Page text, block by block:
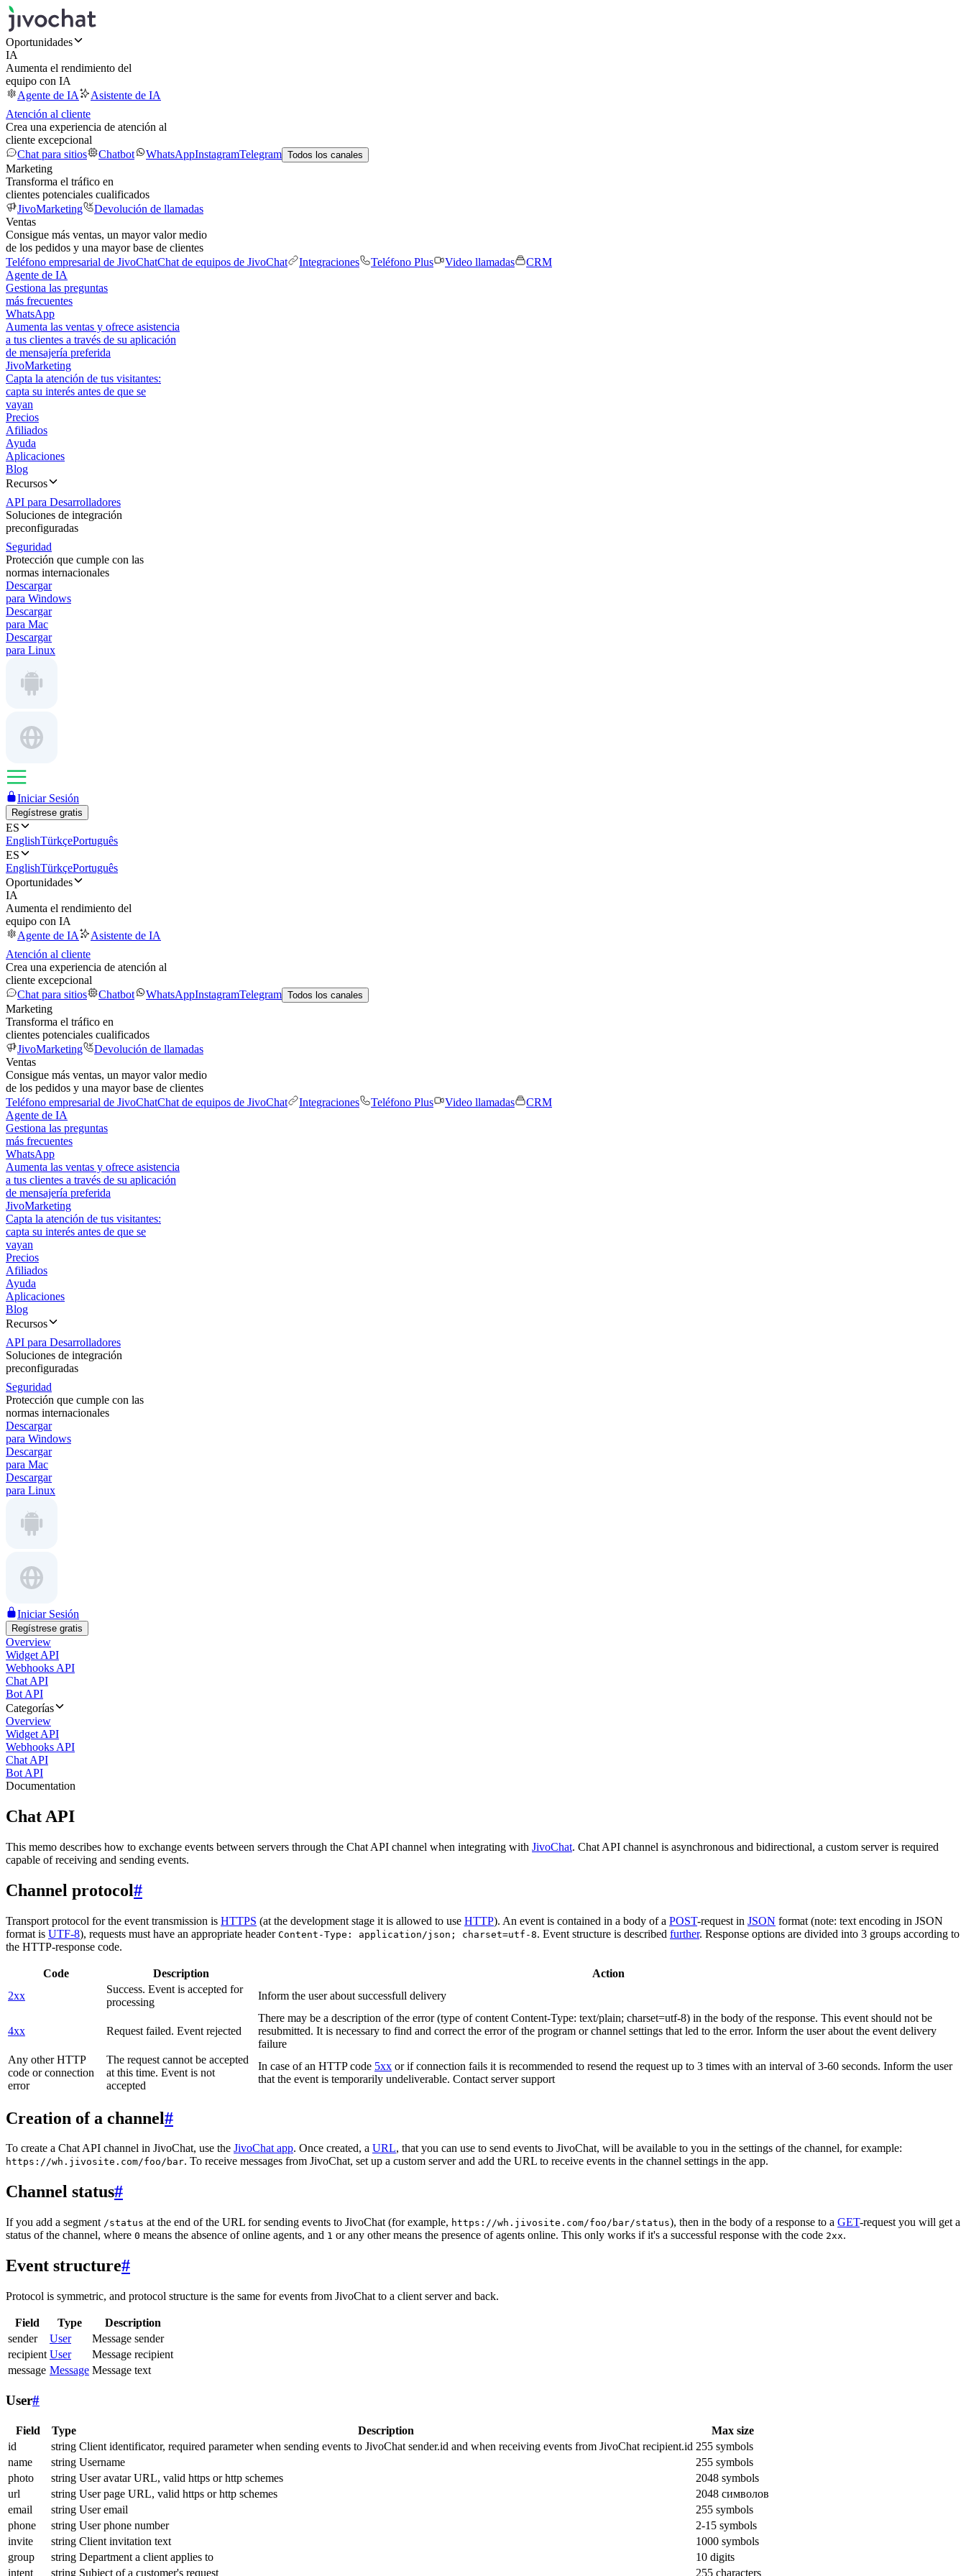
Oportunidades
IA
Aumenta el rendimiento del
equipo con IA
Agente de IA
Asistente de IA
Atención al cliente
Crea una experiencia de atención al
cliente excepcional
Chat para sitios
Chatbot WhatsAppInstagramTelegram Todos los canales
Marketing
Transforma el tráfico en
clientes potenciales cualificados
JivoMarketing
Devolución de llamadas
Ventas
Consigue más ventas, un mayor valor medio
de los pedidos y una mayor base de clientes
Teléfono empresarial de JivoChatChat de equipos de JivoChat Integraciones Teléfono Plus Video llamadas
CRM
Agente de IA
Gestiona las preguntas
más frecuentes
WhatsApp
Aumenta las ventas y ofrece asistencia
a tus clientes a través de su aplicación
de mensajería preferida
JivoMarketing
Capta la atención de tus visitantes:
capta su interés antes de que se
vayan
Precios
Afiliados
Ayuda
Aplicaciones
Blog
Recursos
API para Desarrolladores
Soluciones de integración
preconfiguradas
Seguridad
Protección que cumple con las
normas internacionales
Descargar
para Windows
Descargar
para Mac
Descargar
para Linux
Iniciar Sesión
Regístrese gratis
ES
EnglishTürkçePortuguês
ES
EnglishTürkçePortuguês
Oportunidades
IA
Aumenta el rendimiento del
equipo con IA
Agente de IA
Asistente de IA
Atención al cliente
Crea una experiencia de atención al
cliente excepcional
Chat para sitios
Chatbot WhatsAppInstagramTelegram Todos los canales
Marketing
Transforma el tráfico en
clientes potenciales cualificados
JivoMarketing
Devolución de llamadas
Ventas
Consigue más ventas, un mayor valor medio
de los pedidos y una mayor base de clientes
Teléfono empresarial de JivoChatChat de equipos de JivoChat Integraciones Teléfono Plus Video llamadas
CRM
Agente de IA
Gestiona las preguntas
más frecuentes
WhatsApp
Aumenta las ventas y ofrece asistencia
a tus clientes a través de su aplicación
de mensajería preferida
JivoMarketing
Capta la atención de tus visitantes:
capta su interés antes de que se
vayan
Precios
Afiliados
Ayuda
Aplicaciones
Blog
Recursos
API para Desarrolladores
Soluciones de integración
preconfiguradas
Seguridad
Protección que cumple con las
normas internacionales
Descargar
para Windows
Descargar
para Mac
Descargar
para Linux
Iniciar Sesión
Regístrese gratis
Overview
Widget API
Webhooks API
Chat API
Bot API
Categorías
Overview
Widget API
Webhooks API
Chat API
Bot API
Documentation
Chat API
This memo describes how to exchange events between servers through the Chat API channel when integrating with JivoChat. Chat API channel is asynchronous and bidirectional, a custom server is required
capable of receiving and sending events.
Channel protocol#
Transport protocol for the event transmission is HTTPS (at the development stage it is allowed to use HTTP). An event is contained in a body of a POST-request in JSON format (note: text encoding in JSON
format is UTF-8), requests must have an appropriate header Content-Type: application/json; charset=utf-8. Event structure is described further. Response options are divided into 3 groups according to
the HTTP-response code.
Code Description
Action
2xx
Success. Event is accepted for
processing
Inform the user about successfull delivery
4xx Request failed. Event rejected
There may be a description of the error (type of content Content-Type: text/plain; charset=utf-8) in the body of the response. This event should not be
resubmitted. It is necessary to find and correct the error of the program or channel settings that led to the error. Inform the user about the event delivery
failure
Any other HTTP
code or connection
error
The request cannot be accepted
at this time. Event is not
accepted
In case of an HTTP code 5xx or if connection fails it is recommended to resend the request up to 3 times with an interval of 3-60 seconds. Inform the user
that the event is temporarily undeliverable. Contact server support
Creation of a channel#
To create a Chat API channel in JivoChat, use the JivoChat app. Once created, a URL, that you can use to send events to JivoChat, will be available to you in the settings of the channel, for example:
https://wh.jivosite.com/foo/bar. To receive messages from JivoChat, set up a custom server and add the URL to receive events in the channel settings in the app.
Channel status#
If you add a segment /status at the end of the URL for sending events to JivoChat (for example, https://wh.jivosite.com/foo/bar/status), then in the body of a response to a GET-request you will get a
status of the channel, where 0 means the absence of online agents, and 1 or any other means the presence of agents online. This only works if it's a successful response with the code 2xx.
Event structure#
Protocol is symmetric, and protocol structure is the same for events from JivoChat to a client server and back.
Field Type
Description
sender
User
Message sender
recipient User
Message recipient
message Message Message text
User#
Field Type Description
Max size
id
string Client identificator, required parameter when sending events to JivoChat sender.id and when receiving events from JivoChat recipient.id 255 symbols
name
string Username
255 symbols
photo
string User avatar URL, valid https or http schemes
2048 symbols
url
string User page URL, valid https or http schemes
2048 символов
email
string User email
255 symbols
phone
string User phone number
2-15 symbols
invite
string Client invitation text
1000 symbols
group
string Department a client applies to
10 digits
intent
string Subject of a customer's request 255 characters